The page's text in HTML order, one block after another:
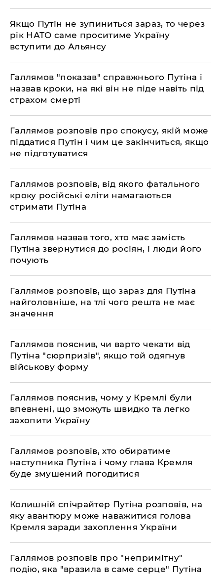
​Якщо Путін не зупиниться зараз, то через
рік НАТО саме проситиме Україну
вступити до Альянсу
​Галлямов "показав" справжнього Путіна і
назвав кроки, на які він не піде навіть під
страхом смерті
​Галлямов розповів про спокусу, якій може
піддатися Путін і чим це закінчиться, якщо
не підготуватися
​Галлямов розповів, від якого фатального
кроку російські еліти намагаються
стримати Путіна
​Галлямов назвав того, хто має замість
Путіна звернутися до росіян, і люди його
почують
​Галлямов розповів, що зараз для Путіна
найголовніше, на тлі чого решта не має
значення
Галлямов пояснив, чи варто чекати від
Путіна "сюрпризів", якщо той одягнув
військову форму
Галлямов пояснив, чому у Кремлі були
впевнені, що зможуть швидко та легко
захопити Україну
​Галлямов розповів, хто обиратиме
наступника Путіна і чому глава Кремля
буде змушений погодитися
​Колишній спічрайтер Путіна розповів, на
яку авантюру може наважитися голова
Кремля заради захоплення України
​Галлямов розповів про "непримітну"
подію, яка "вразила в саме серце" Путіна